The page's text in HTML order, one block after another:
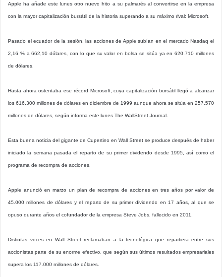
Apple ha añade este lunes otro nuevo hito a su palmarés al convertirse en la empresa
con la mayor capitalización bursátil de la historia superando a su máximo rival: Microsoft.
Pasado el ecuador de la sesión, las acciones de Apple subían en el mercado Nasdaq el
2,16 % a 662,10 dólares, con lo que su valor en bolsa se sitúa ya en 620.710 millones
de dólares.
Hasta ahora ostentaba ese récord Microsoft, cuya capitalización bursátil llegó a alcanzar
los 616.300 millones de dólares en diciembre de 1999 aunque ahora se sitúa en 257.570
millones de dólares, según informa este lunes The WallStreet Journal.
Esta buena noticia del gigante de Cupertino en Wall Street se produce después de haber
iniciado la semana pasada el reparto de su primer dividendo desde 1995, así como el
programa de recompra de acciones.
Apple anunció en marzo un plan de recompra de acciones en tres años por valor de
45.000 millones de dólares y el reparto de su primer dividendo en 17 años, al que se
opuso durante años el cofundador de la empresa Steve Jobs, fallecido en 2011.
Distintas voces en Wall Street reclamaban a la tecnológica que repartiera entre sus
accionistas parte de su enorme efectivo, que según sus últimos resultados empresariales
supera los 117.000 millones de dólares.